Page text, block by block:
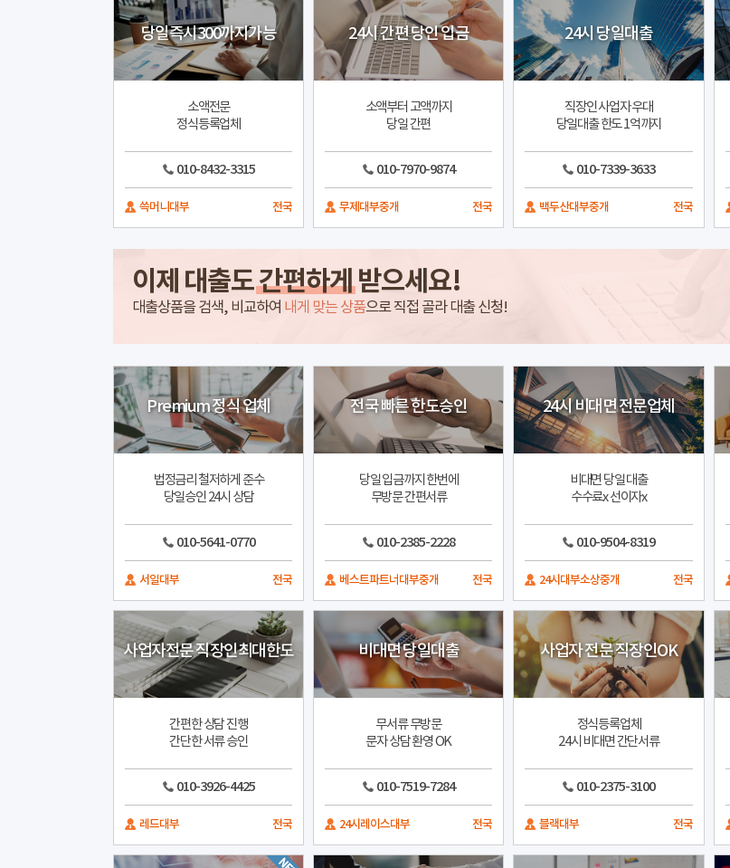
당일즉시300까지가능
소액전문
정식등록업체
010-8432-3315
쓱머니대부 전국
24시 간편 당인 입금
소액부터 고액까지
당일 간편
010-7970-9874
무제대부중개 전국
24시 당일대출
직장인 사업자 우대
당일대출 한도 1억까지
010-7339-3633
백두산대부중개 전국
이제 대출도간편하게받으세요!
대출상품을 검색, 비교하여 내게 맞는 상품으로 직접 골라 대출 신청!
Premium 정식 업체
법정금리 철저하게 준수
당일승인 24시 상담
010-5641-0770
서일대부 전국
전국 빠른 한도승인
당일 입금까지 한번에
무방문 간편서류
010-2385-2228
베스트파트너대부중개 전국
24시 비대면 전문업체
비대면 당일 대출
수수료x 선이자x
010-9504-8319
24시대부소상중개 전국
사업자전문 직장인최대한도
간편한 상담 진행
간단한 서류 승인
010-3926-4425
레드대부 전국
비대면 당일대출
무서류 무방문
문자 상담 환영 OK
010-7519-7284
24시레이스대부 전국
사업자 전문 직장인OK
정식등록업체
24시 비대면 간단서류
010-2375-3100
블랙대부 전국